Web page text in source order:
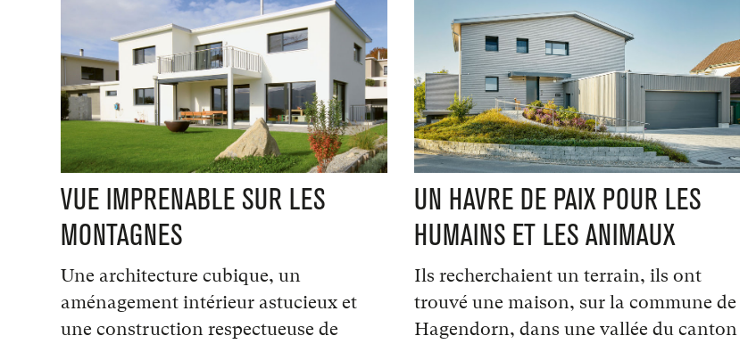
VUE IMPRENABLE SUR LES
MONTAGNES
Une architecture cubique, un
aménagement intérieur astucieux et
une construction respectueuse de
UN HAVRE DE PAIX POUR LES
HUMAINS ET LES ANIMAUX
Ils recherchaient un terrain, ils ont
trouvé une maison, sur la commune de
Hagendorn, dans une vallée du canton